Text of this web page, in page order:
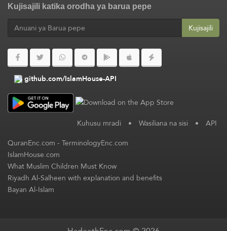
Kujisajili katika orodha ya barua pepe
Kujisajili
github.com/IslamHouse-API
Kuhusu mradi • Wasiliana na sisi • API
QuranEnc.com-TerminologyEnc.com
IslamHouse.com
What Muslim Children Must Know
Riyadh Al-Salheen with explanation and benefits
Bayan Al-Islam